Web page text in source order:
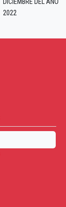
DICIEMBRE DEL AÑO
2022